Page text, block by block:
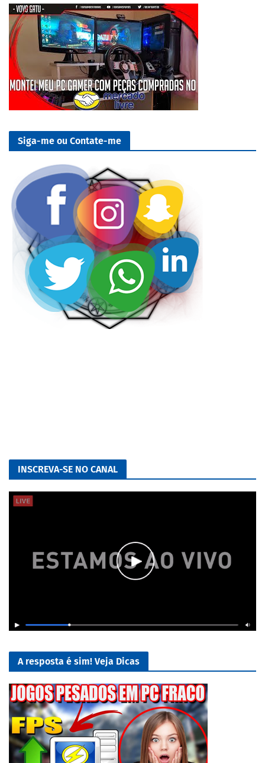
Siga-me ou Contate-me
INSCREVA-SE NO CANAL
A resposta é sim! Veja Dicas